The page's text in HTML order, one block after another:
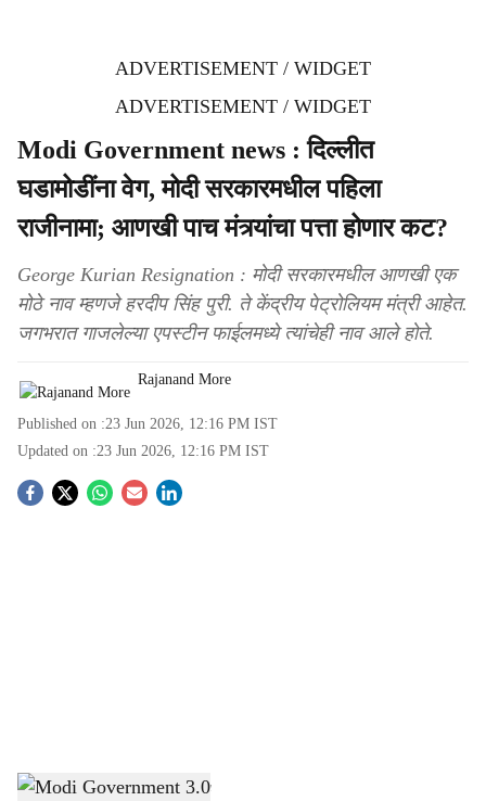
ADVERTISEMENT / WIDGET
ADVERTISEMENT / WIDGET
Modi Government news : दिल्लीत
घडामोडींना वेग, मोदी सरकारमधील पहिला
राजीनामा; आणखी पाच मंत्र्यांचा पत्ता होणार कट?
George Kurian Resignation : मोदी सरकारमधील आणखी एक
मोठे नाव म्हणजे हरदीप सिंह पुरी. ते केंद्रीय पेट्रोलियम मंत्री आहेत.
जगभरात गाजलेल्या एपस्टीन फाईलमध्ये त्यांचेही नाव आले होते.
Rajanand More
Published on :23 Jun 2026, 12:16 PM IST
Updated on :23 Jun 2026, 12:16 PM IST
S
Modi Government 3.0-Sarkarnama